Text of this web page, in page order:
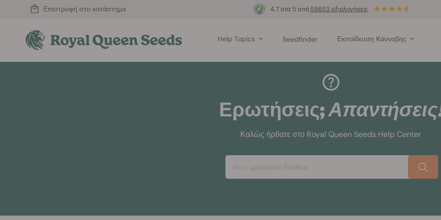
Επιστροφή στο κατάστημα 4.7 στα 5 από58653 αξιολογήσεις
Help Topics Seedfinder Εκπαίδευση Κάνναβης
Ερωτήσεις;
Καλώς ήρθατε στο Royal Queen Seeds Help Center